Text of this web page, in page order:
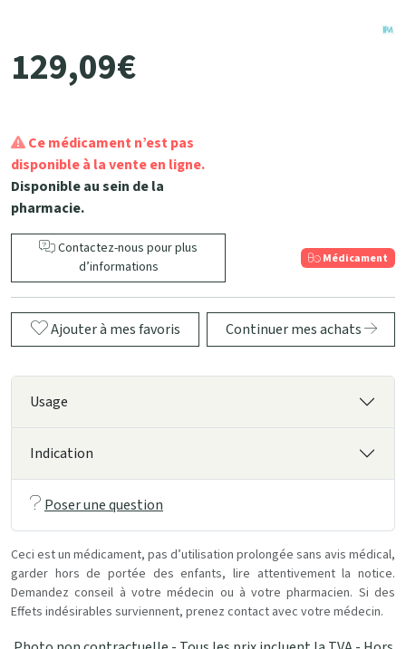
129,09€
Ce médicament n’est pas
disponible à la vente en ligne.
Disponible au sein de la
pharmacie.
Contactez-nous pour plus
d’informations
Médicament
Ajouter à mes favoris Continuer mes achats
Usage
Indication
Poser une question
Ceci est un médicament, pas d’utilisation prolongée sans avis médical,
garder hors de portée des enfants, lire attentivement la notice.
Demandez conseil à votre médecin ou à votre pharmacien. Si des
Effets indésirables surviennent, prenez contact avec votre médecin.